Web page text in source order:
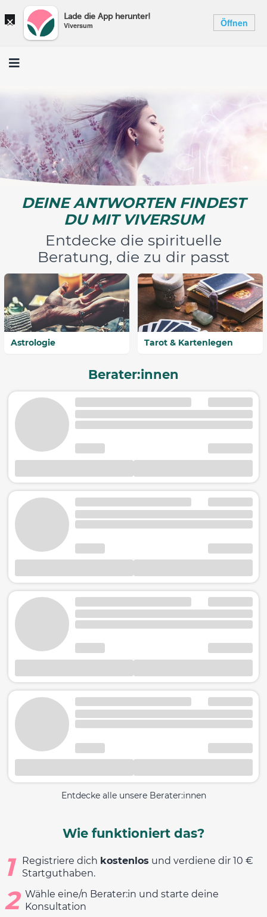
× Lade die App herunter!
Viversum Öffnen
DEINE ANTWORTEN FINDEST
DU MIT VIVERSUM
Entdecke die spirituelle
Beratung, die zu dir passt
Astrologie Tarot & Kartenlegen
Berater:innen
Entdecke alle unsere Berater:innen
Wie funktioniert das?
1 Registriere dich kostenlos und verdiene dir 10 €
Startguthaben.
2 Wähle eine/n Berater:in und starte deine
Konsultation